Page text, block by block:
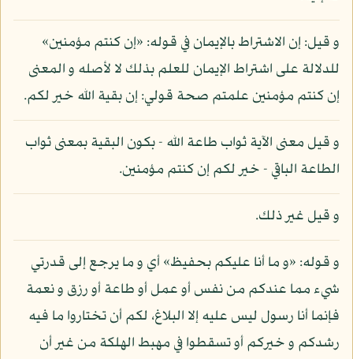
و قيل: إن الاشتراط بالإيمان في قوله: «إن كنتم مؤمنين»
للدلالة على اشتراط الإيمان للعلم بذلك لا لأصله و المعنى
إن كنتم مؤمنين علمتم صحة قولي: إن بقية الله خير لكم.
و قيل معنى الآية ثواب طاعة الله - بكون البقية بمعنى ثواب
الطاعة الباقي - خير لكم إن كنتم مؤمنين.
و قيل غير ذلك.
و قوله: «و ما أنا عليكم بحفيظ» أي و ما يرجع إلى قدرتي
شيء مما عندكم من نفس أو عمل أو طاعة أو رزق و نعمة
فإنما أنا رسول ليس عليه إلا البلاغ، لكم أن تختاروا ما فيه
رشدكم و خيركم أو تسقطوا في مهبط الهلكة من غير أن